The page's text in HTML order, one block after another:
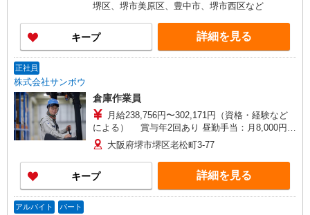
堺区、堺市美原区、豊中市、堺市西区など
キープ 詳細を見る
正社員
株式会社サンボウ
倉庫作業員
月給238,756円〜302,171円（資格・経験など
による） 賞与年2回あり 昼勤手当：月8,000円
夜勤手当：月20,000円 残業手当 休日出勤手当 家
族手当：配偶者10,000円 子供4,000円 リフト手
当：月4,000円〜10,000円 クレーン手当：1日500
円 収入例 1年目25歳：年収420万円（残業・各種
手当含む）
大阪府堺市堺区老松町3-77
キープ 詳細を見る
アルバイト パート